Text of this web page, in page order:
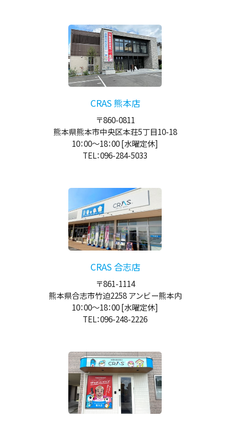
CRAS 熊本店
〒860-0811
熊本県熊本市中央区本荘5丁目10-18
10：00～18：00[水曜定休]
TEL：096-284-5033
CRAS 合志店
〒861-1114
熊本県合志市竹迫2258 アンビー熊本内
10：00～18：00[水曜定休]
TEL：096-248-2226